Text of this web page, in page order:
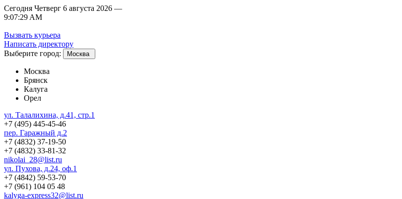
Сегодня Четверг 6 августа 2026 —
9:07:29 AM
Вызвать курьера
Написать директору
Выберите город:
Москва
Москва
Брянск
Калуга
Орел
ул. Талалихина, д.41, стр.1
+7 (495) 445-45-46
пер. Гаражный д.2
+7 (4832) 37-19-50
+7 (4832) 33-81-32
nikolai_28@list.ru
ул. Пухова, д.24, оф.1
+7 (4842) 59-53-70
+7 (961) 104 05 48
kalyga-express32@list.ru